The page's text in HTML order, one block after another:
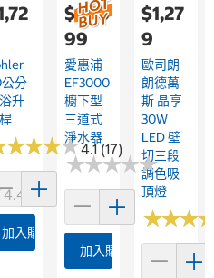
4.4 (19)
分
升
★★★★
★★★★4.1 (17)
加入購物車
$10,9
99
愛惠浦
EF3000
櫥下型
三道式
淨水器
★★★★★
★★★★★
加入購物車
$1,27
9
歐司朗
朗德萬
斯 晶享
30W
LED 壁
切三段
調色吸
頂燈
★★★
★★★